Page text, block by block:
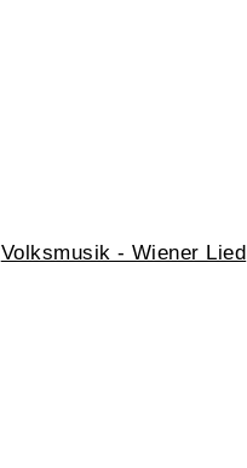
Volksmusik - Wiener Lied